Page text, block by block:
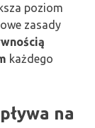
poziom
zasady
każdego
na